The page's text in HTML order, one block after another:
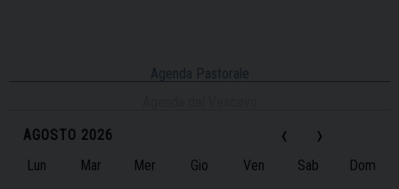
Agenda Pastorale
‹
AGOSTO 2026 ›
Lun Mar Mer Gio Ven Sab Dom